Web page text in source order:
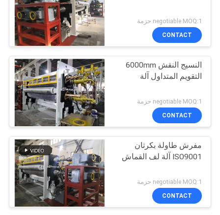
خريطة
الموقع
PRIVACY
negotiable MOQ:1 حزمة
CONTACT
النسيج النقش 6000mm
التقويم المتداول آلة
negotiable MOQ:1 حزمة
CONTACT
مفرش طاولة بكرتان
ISO9001 آلة لف القماش
negotiable MOQ:1 حزمة
CONTACT